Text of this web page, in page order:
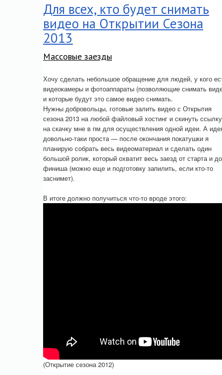
Для всех, кто будет снимать
видео на Открытии Сезона
2013
Массовые заезды
Хочу сделать небольшое обращение для людей, у кого
видеокамеры и фотоаппараты (позволяющие снимать
и которые будут это самое видео снимать.
Нужны добровольцы, готовые залить видео с Открытия
сезона 2013 на любой файловый хостинг и скинуть ссылку
на скачку мне в пм для осуществления одной идеи. А
довольно-таки проста — после окончания покатушки я
планирую собрать весь видеоматериал и сделать один
большой ролик, который охватит весь заезд от старта и до
финиша (можно еще и подготовку запилить, если кто-то
заснимет).
В итоге должно получиться что-то вроде этого:
(Открытие сезона 2012)